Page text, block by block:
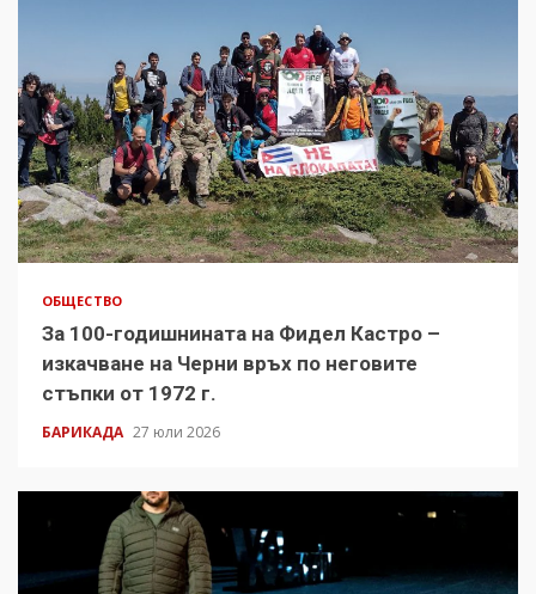
ОБЩЕСТВО
За 100-годишнината на Фидел Кастро –
изкачване на Черни връх по неговите
стъпки от 1972 г.
БАРИКАДА 27 юли 2026